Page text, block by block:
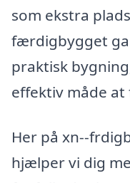
som ekstra
færdigbygget
praktisk
effektiv måde
Her på xn--
hjælper vi dig